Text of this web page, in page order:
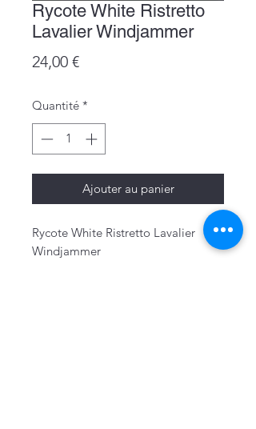
Rycote White Ristretto
Lavalier Windjammer
24,00 €Prix
Quantité *
Ajouter au panier
Rycote White Ristretto Lavalier
Windjammer